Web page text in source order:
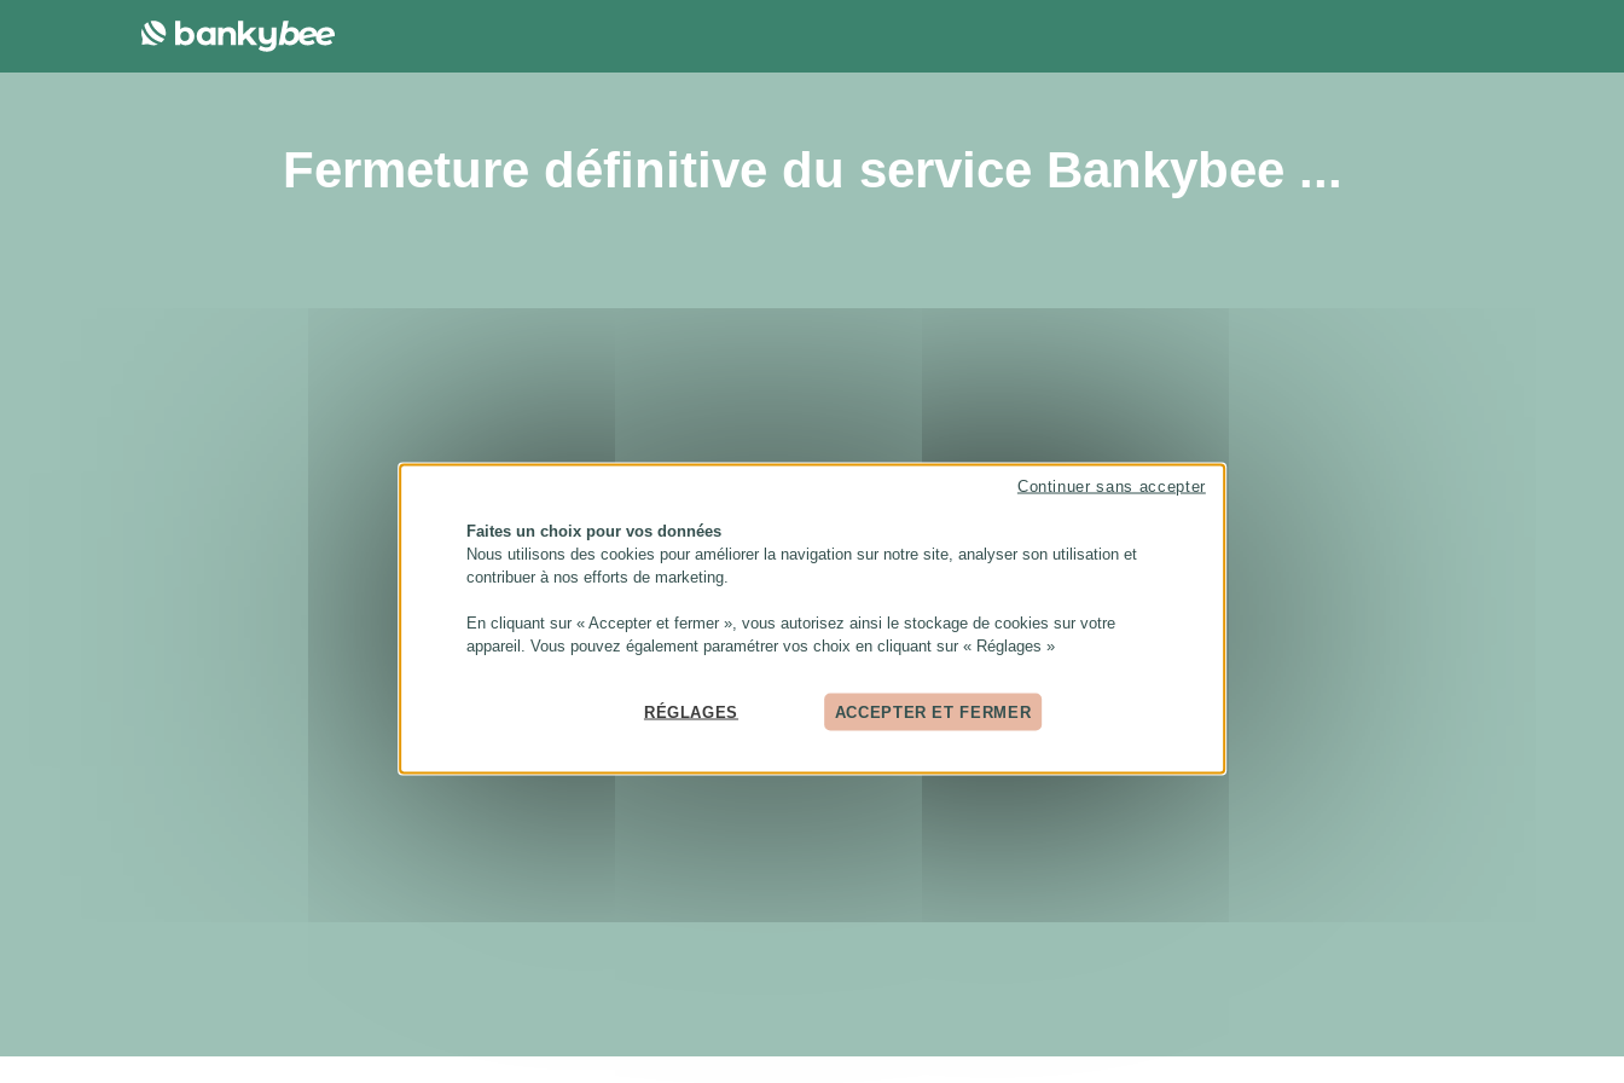
Fermeture définitive du service Bankybee ...
Faites un choix pour vos données
Nous utilisons des cookies pour améliorer la navigation sur notre site, analyser son utilisation et
contribuer à nos efforts de marketing.
En cliquant sur « Accepter et fermer », vous autorisez ainsi le stockage de cookies sur votre
appareil. Vous pouvez également paramétrer vos choix en cliquant sur « Réglages »
RÉGLAGES ACCEPTER ET FERMER
Continuer sans accepter